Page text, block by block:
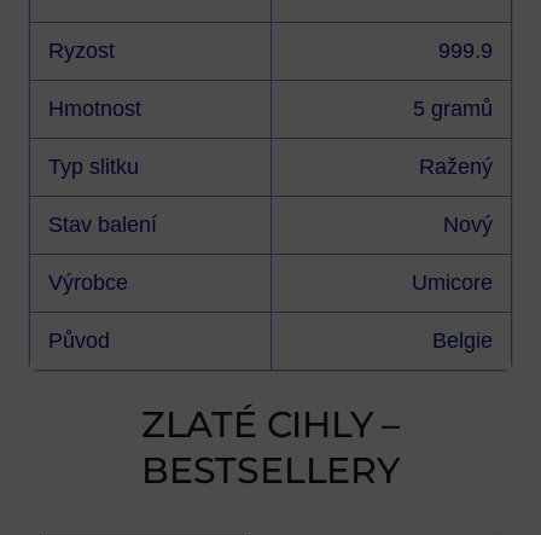
Ryzost 999.9
Hmotnost 5 gramů
Typ slitku Ražený
Stav balení Nový
Výrobce Umicore
Původ Belgie
ZLATÉ CIHLY –
BESTSELLERY